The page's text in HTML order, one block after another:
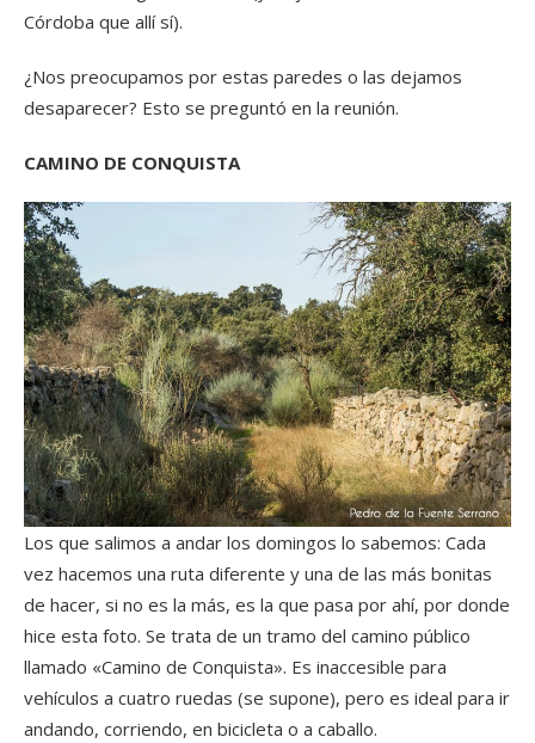
Córdoba que allí sí).
¿Nos preocupamos por estas paredes o las dejamos
desaparecer? Esto se preguntó en la reunión.
CAMINO DE CONQUISTA
Los que salimos a andar los domingos lo sabemos: Cada
vez hacemos una ruta diferente y una de las más bonitas
de hacer, si no es la más, es la que pasa por ahí, por donde
hice esta foto. Se trata de un tramo del camino público
llamado «Camino de Conquista». Es inaccesible para
vehículos a cuatro ruedas (se supone), pero es ideal para ir
andando, corriendo, en bicicleta o a caballo.